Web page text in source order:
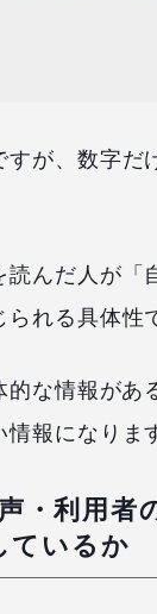
が、数字だ
読んだ人が「
れる具体性
な情報があ
報になりま
・利用者
ているか